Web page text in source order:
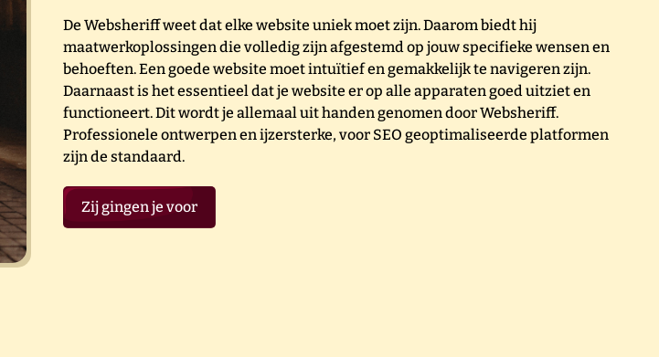
De Websheriff weet dat elke website uniek moet zijn. Daarom biedt hij
maatwerkoplossingen die volledig zijn afgestemd op jouw specifieke wensen en
behoeften. Een goede website moet intuïtief en gemakkelijk te navigeren zijn.
Daarnaast is het essentieel dat je website er op alle apparaten goed uitziet en
functioneert. Dit wordt je allemaal uit handen genomen door Websheriff.
Professionele ontwerpen en ijzersterke, voor SEO geoptimaliseerde platformen
zijn de standaard.
Zij gingen je voor